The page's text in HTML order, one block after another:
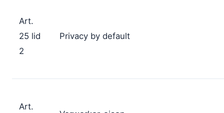
Art.
25 lid
2
Privacy by default
Art.